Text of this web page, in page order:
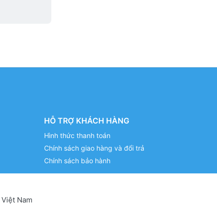
HỖ TRỢ KHÁCH HÀNG
Hình thức thanh toán
Chính sách giao hàng và đổi trả
Chính sách bảo hành
Nam